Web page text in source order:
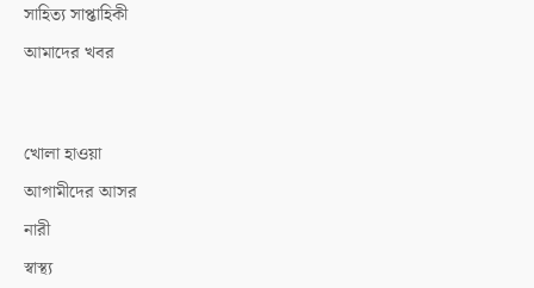
সাহিত্য সাপ্তাহিকী
আমাদের খবর
খোলা হাওয়া
আগামীদের আসর
নারী
স্বাস্থ্য